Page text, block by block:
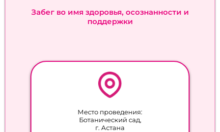
Забег во имя здоровья, осознанности и
поддержки
Место проведения:
Ботанический сад,
г. Астана